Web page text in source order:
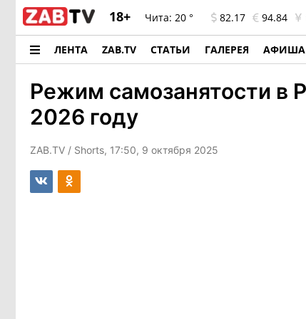
18+ Чита: 20 ° 82.17 94.84
ЛЕНТА ZAB.TV СТАТЬИ ГАЛЕРЕЯ АФИША
Режим самозанятости в
2026 году
ZAB.TV / Shorts, 17:50, 9 октября 2025